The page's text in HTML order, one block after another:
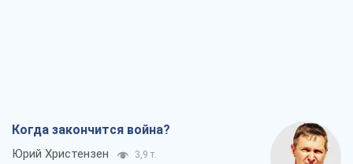
Когда закончится война?
Юрий Христензен 3,9 т.